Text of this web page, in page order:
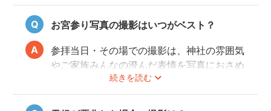
お宮参り写真の撮影はいつがベスト？
続きを読む
参拝当日・その場での撮影は、神社の雰囲気
やご家族みんなの澄んだ表情を写真におさめ
ることできオススメですが、当日は慌ただし
くて撮影はちょっと…という場合でも、出発
前のご自宅や参拝後のお食事会など想い出に